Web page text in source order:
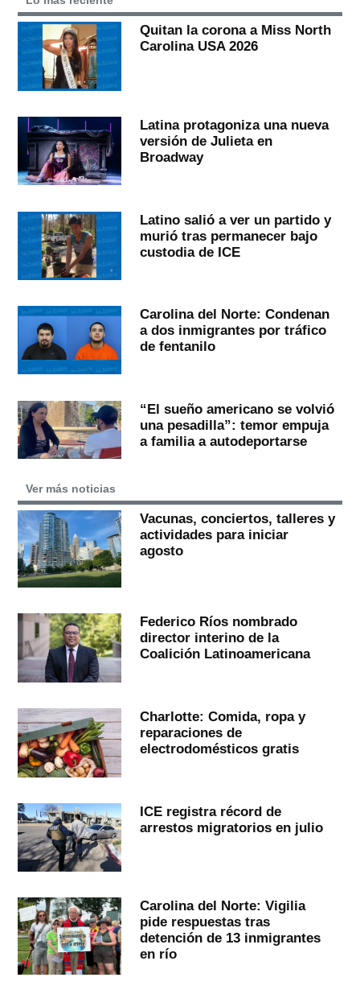
Quitan la corona a Miss North
Carolina USA 2026
Latina protagoniza una nueva
versión de Julieta en
Broadway
Latino salió a ver un partido y
murió tras permanecer bajo
custodia de ICE
Carolina del Norte: Condenan
a dos inmigrantes por tráfico
de fentanilo
“El sueño americano se volvió
una pesadilla”: temor empuja
a familia a autodeportarse
Ver más noticias
Vacunas, conciertos, talleres y
actividades para iniciar
agosto
Federico Ríos nombrado
director interino de la
Coalición Latinoamericana
Charlotte: Comida, ropa y
reparaciones de
electrodomésticos gratis
ICE registra récord de
arrestos migratorios en julio
Carolina del Norte: Vigilia
pide respuestas tras
detención de 13 inmigrantes
en río